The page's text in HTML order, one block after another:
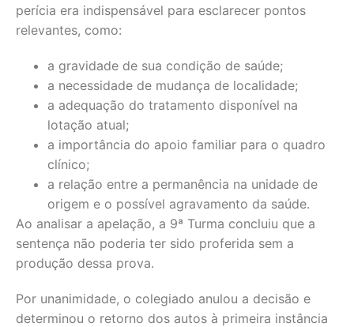
perícia era indispensável para esclarecer pontos
relevantes, como:
a gravidade de sua condição de saúde;
a necessidade de mudança de localidade;
a adequação do tratamento disponível na
lotação atual;
a importância do apoio familiar para o quadro
clínico;
a relação entre a permanência na unidade de
origem e o possível agravamento da saúde.
Ao analisar a apelação, a 9ª Turma concluiu que a
sentença não poderia ter sido proferida sem a
produção dessa prova.
Por unanimidade, o colegiado anulou a decisão e
determinou o retorno dos autos à primeira instância